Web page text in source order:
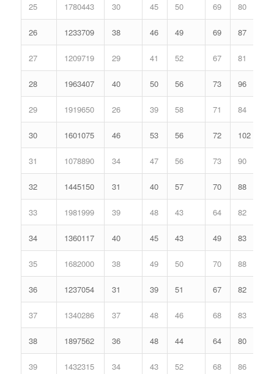
25 1780443 30 45 50 69 80
26 1233709 38 46 49 69 87
27 1209719 29 41 52 67 81
28 1963407 40 50 56 73 96
29 1919650 26 39 58 71 84
30 1601075 46 53 56 72 102
31 1078890 34 47 56 73 90
32 1445150 31 40 57 70 88
33 1981999 39 48 43 64 82
34 1360117 40 45 43 49 83
35 1682000 38 49 50 70 88
36 1237054 31 39 51 67 82
37 1340286 37 48 46 68 83
38 1897562 36 48 44 64 80
39 1432315 34 43 52 68 86